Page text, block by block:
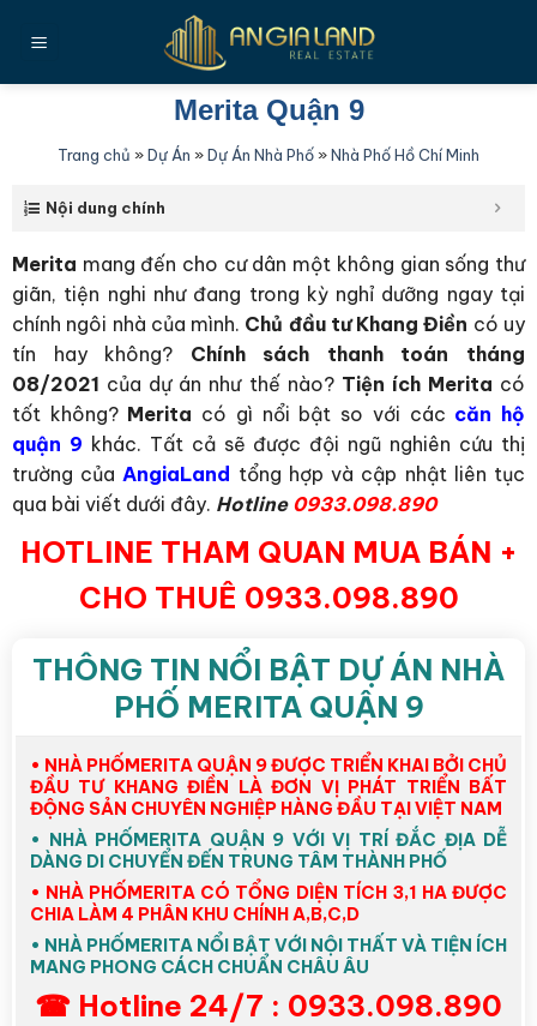
qua
Merita Quận 9
Trang chủ »Dự Án »Dự Án Nhà Phố»Nhà Phố Hồ Chí Minh
Nội dung chính
Merita mang đến cho cư dân một không gian sống thư
giãn, tiện nghi như đang trong kỳ nghỉ dưỡng ngay tại
chính ngôi nhà của mình. Chủ đầu tư Khang Điền có uy
tín hay không? Chính sách thanh toán tháng
08/2021 của dự án như thế nào? Tiện ích Merita có
tốt không? Merita có gì nổi bật so với các căn hộ
quận 9 khác. Tất cả sẽ được đội ngũ nghiên cứu thị
trường củaAngiaLand tổng hợp và cập nhật liên tục
qua bài viết dưới đây. Hotline0933.098.890
HOTLINE THAM QUAN MUA BÁN +
CHO THUÊ 0933.098.890
THÔNG TIN NỔI BẬT DỰ ÁN NHÀ
PHỐ MERITA QUẬN 9
• NHÀ PHỐMERITA QUẬN 9 ĐƯỢC TRIỂN KHAI BỞI CHỦ
ĐẦU TƯ KHANG ĐIỀN LÀ ĐƠN VỊ PHÁT TRIỂN BẤT
ĐỘNG SẢN CHUYÊN NGHIỆP HÀNG ĐẦU TẠI VIỆT NAM
• NHÀ PHỐMERITA QUẬN 9 VỚI VỊ TRÍ ĐẮC ĐỊA DỄ
DÀNG DI CHUYỂN ĐẾN TRUNG TÂM THÀNH PHỐ
• NHÀ PHỐMERITA CÓ TỔNG DIỆN TÍCH 3,1 HA ĐƯỢC
CHIA LÀM 4 PHÂN KHU CHÍNH A,B,C,D
• NHÀ PHỐMERITA NỔI BẬT VỚI NỘI THẤT VÀ TIỆN ÍCH
MANG PHONG CÁCH CHUẨN CHÂU ÂU
☎ Hotline 24/7 : 0933.098.890